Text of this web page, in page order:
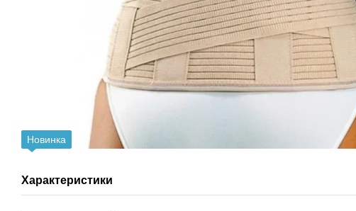
Новинка
Характеристики